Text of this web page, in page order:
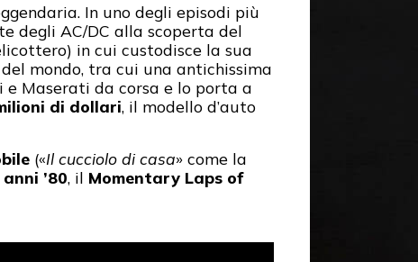
In uno degli episodi più
degli AC/DC alla scoperta del
in cui custodisce la sua
mondo, tra cui una antichissima
e Maserati da corsa e lo porta a
di dollari, il modello d’auto
(«Il cucciolo di casa» come la
’80, il Momentary Laps of